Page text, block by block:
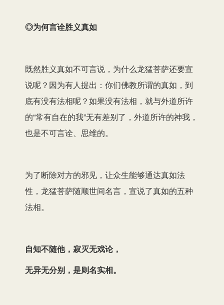
◎为何言诠胜义真如
既然胜义真如不可言说，为什么龙猛菩萨还要宣
说呢？因为有人提出：你们佛教所谓的真如，到
底有没有法相呢？如果没有法相，就与外道所许
的“常有自在的我”无有差别了，外道所许的神我，
也是不可言诠、思维的。
为了断除对方的邪见，让众生能够通达真如法
性，龙猛菩萨随顺世间名言，宣说了真如的五种
法相。
自知不随他，寂灭无戏论，
无异无分别，是则名实相。